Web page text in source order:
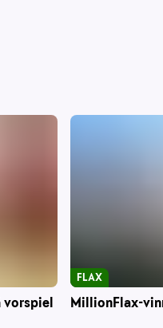
MillionFlax-
FLAX